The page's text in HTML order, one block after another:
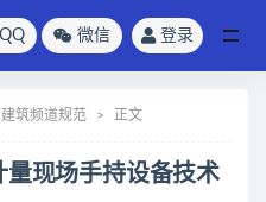
QQ 微信 登录
建筑频道规范 正文
现场手持设备技术